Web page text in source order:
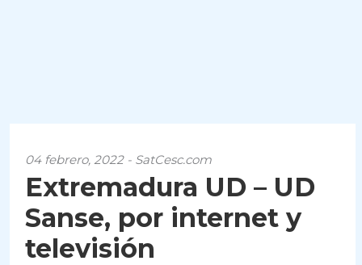
04 febrero, 2022 - SatCesc.com
Extremadura UD – UD
Sanse, por internet y
televisión